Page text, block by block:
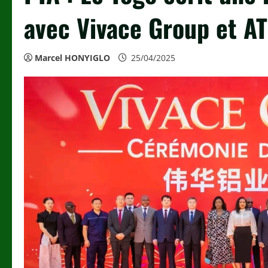
avec Vivace Group et
Marcel HONYIGLO 25/04/2025